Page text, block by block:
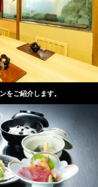
をご紹介します。